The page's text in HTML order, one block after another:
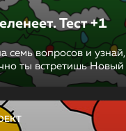
Тест +1
семь вопросов и
ты встретишь Новый